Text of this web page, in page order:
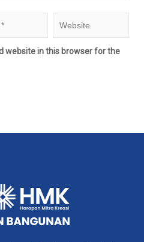
website in this browser for the